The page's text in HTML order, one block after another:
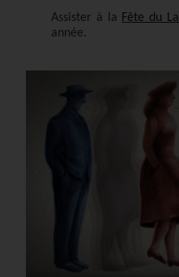
Assister à la Fête du
année.